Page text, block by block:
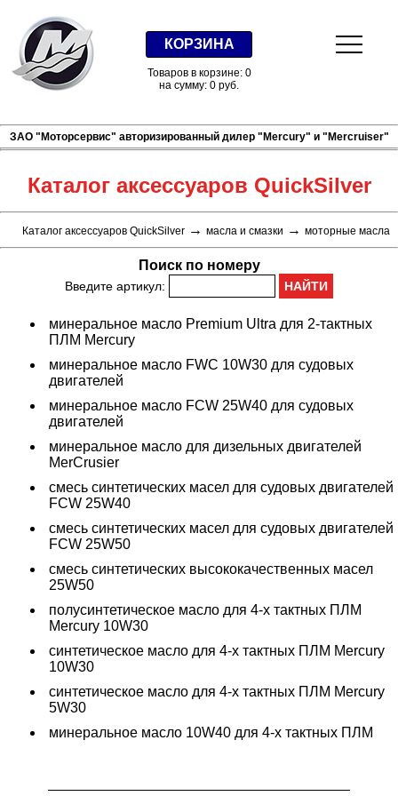
КОРЗИНА
Товаров в корзине: 0
на сумму: 0 руб.
ЗАО "Моторсервис" авторизированный дилер "Mercury" и "Mercruiser"
Каталог аксессуаров QuickSilver
Каталог аксессуаров QuickSilver → масла и смазки → моторные масла
Поиск по номеру
Введите артикул:
минеральное масло Premium Ultra для 2-тактных
ПЛМ Mercury
минеральное масло FWC 10W30 для судовых
двигателей
минеральное масло FCW 25W40 для судовых
двигателей
минеральное масло для дизельных двигателей
MerCrusier
смесь синтетических масел для судовых двигателей
FCW 25W40
смесь синтетических масел для судовых двигателей
FCW 25W50
смесь синтетических высококачественных масел
25W50
полусинтетическое масло для 4-х тактных ПЛМ
Mercury 10W30
синтетическое масло для 4-х тактных ПЛМ Mercury
10W30
синтетическое масло для 4-х тактных ПЛМ Mercury
5W30
минеральное масло 10W40 для 4-х тактных ПЛМ